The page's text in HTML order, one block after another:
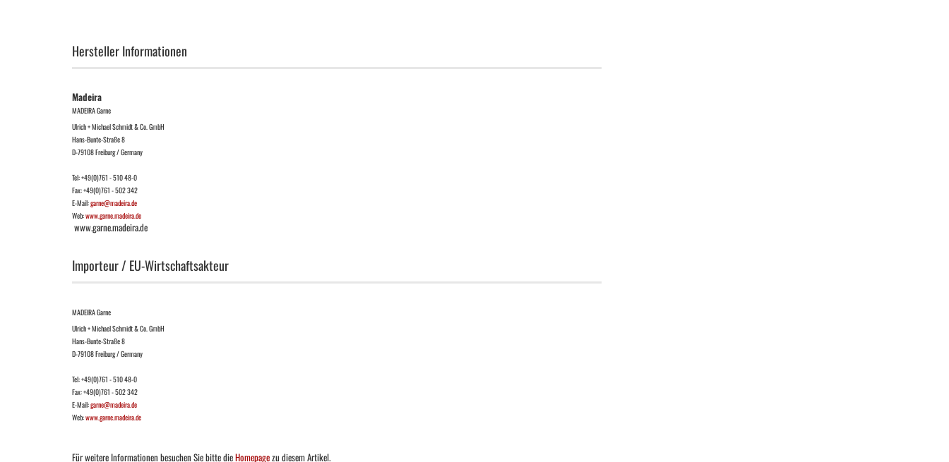
Hersteller Informationen
Madeira
MADEIRA Garne
Ulrich + Michael Schmidt & Co. GmbH
Hans-Bunte-Straße 8
D-79108 Freiburg / Germany
Tel: +49(0)761 - 510 48-0
Fax: +49(0)761 - 502 342
E-Mail:garne@madeira.de
Web:www.garne.madeira.de
www.garne.madeira.de
Importeur / EU-Wirtschaftsakteur
MADEIRA Garne
Ulrich + Michael Schmidt & Co. GmbH
Hans-Bunte-Straße 8
D-79108 Freiburg / Germany
Tel: +49(0)761 - 510 48-0
Fax: +49(0)761 - 502 342
E-Mail:garne@madeira.de
Web:www.garne.madeira.de
Für weitere Informationen besuchen Sie bitte dieHomepagezu diesem Artikel.